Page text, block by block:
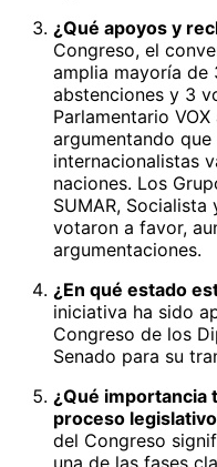
¿Qué apoyos y
Congreso, el
amplia mayoría
abstenciones y 3
Parlamentario
argumentando
internacionalistas
naciones. Los
SUMAR,
votaron a favor,
argumentaciones.
¿En qué estado
iniciativa ha sido
Congreso de los
Senado para su
¿Qué
proceso
del Congreso
una de las fases